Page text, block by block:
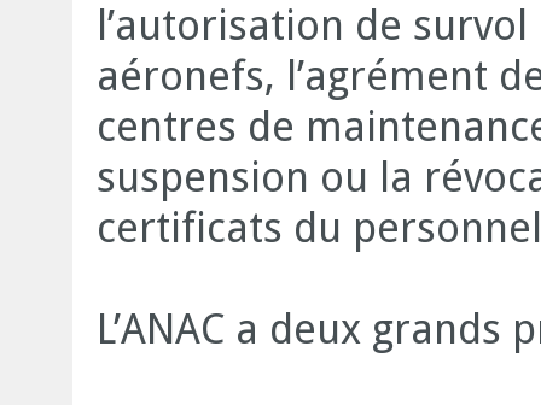
l’autorisation de
aéronefs, l’agrément
centres de
suspension ou la
certificats du
L’ANAC a deux grands